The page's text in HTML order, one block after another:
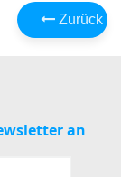
Zurück
an